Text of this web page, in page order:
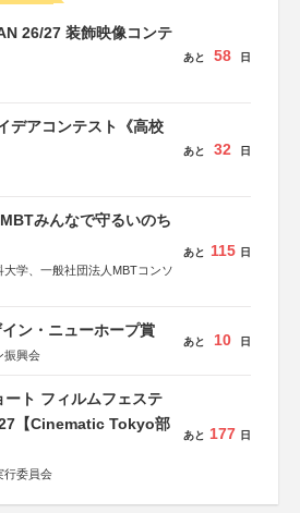
26/27 装飾映像コンテ
あと 58 日
デアコンテスト《高校
あと 32 日
みんなで守るいのち
学、一般社団法人MBTコンソ
ア」実行委員会
推進機構
会
あと 115 日
ン・ニューホープ賞
振興会
あと 10 日
ート フィルムフェステ
【Cinematic Tokyo部
行委員会
あと 177 日